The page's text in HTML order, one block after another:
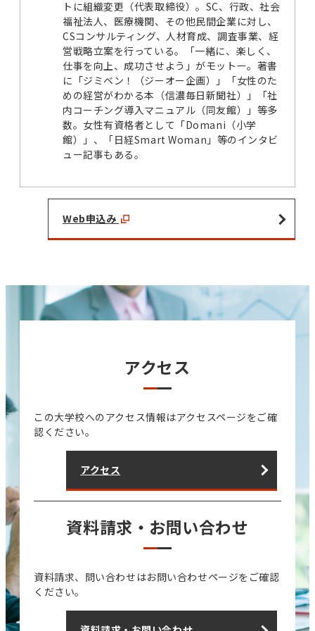
トに組織変更（代表取締役）。SC、行政、社会
福祉法人、医療機関、その他民間企業に対し、
CSコンサルティング、人材育成、調査事業、経
営戦略立案を行っている。「一緒に、楽しく、
仕事を向上、成功させよう」がモットー。著書
に「ジミベン！（ジーオー企画）」「女性のた
めの経営がわかる本（信濃毎日新聞社）」「社
内コーチング導入マニュアル（同友館）」等多
数。女性有資格者として「Domani（小学
館）」、「日経Smart Woman」等のインタビ
ュー記事もある。
Web申込み
アクセス
この大学校へのアクセス情報はアクセスページをご確
認ください。
アクセス
資料請求・お問い合わせ
資料請求、問い合わせはお問い合わせページをご確認
ください。